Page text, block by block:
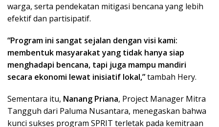
warga, serta pendekatan mitigasi bencana yang lebih
efektif dan partisipatif.
“Program ini sangat sejalan dengan visi kami:
membentuk masyarakat yang tidak hanya siap
menghadapi bencana, tapi juga mampu mandiri
secara ekonomi lewat inisiatif lokal,”tambah Hery.
Sementara itu, Nanang Priana, Project Manager Mitra
Tangguh dari Paluma Nusantara, menegaskan bahwa
kunci sukses program SPRIT terletak pada kemitraan